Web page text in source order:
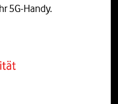
5G-Handy.